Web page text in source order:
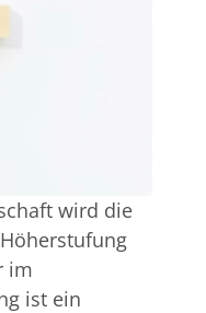
wird die
im
ist ein